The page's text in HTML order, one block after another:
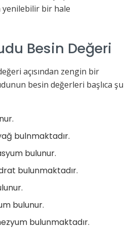
yenilebilir bir hale
Besin Değeri
açısından zengin bir
besin değerleri başlıca şu
bulnmaktadır.
bulunur.
bulunmaktadır.
bulunur.
bulunmaktadır.